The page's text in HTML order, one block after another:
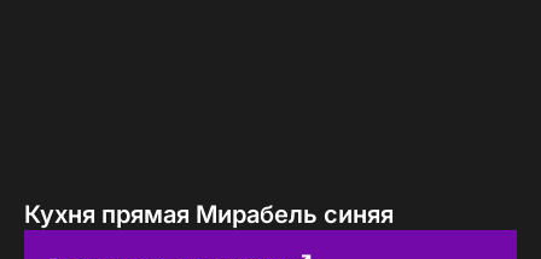
Кухня прямая Мирабель синяя